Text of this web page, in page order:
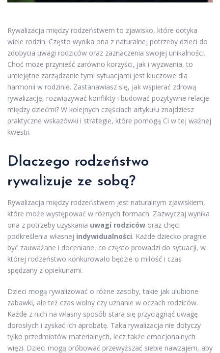
Rywalizacja między rodzeństwem to zjawisko, które dotyka
wiele rodzin. Często wynika ona z naturalnej potrzeby dzieci do
zdobycia uwagi rodziców oraz zaznaczenia swojej unikalności.
Choć może przynieść zarówno korzyści, jak i wyzwania, to
umiejętne zarządzanie tymi sytuacjami jest kluczowe dla
harmonii w rodzinie. Zastanawiasz się, jak wspierać zdrową
rywalizację, rozwiązywać konflikty i budować pozytywne relacje
między dziećmi? W kolejnych częściach artykułu znajdziesz
praktyczne wskazówki i strategie, które pomogą Ci w tej ważnej
kwestii.
Dlaczego rodzeństwo
rywalizuje ze sobą?
Rywalizacja między rodzeństwem jest naturalnym zjawiskiem,
które może występować w różnych formach. Zazwyczaj wynika
ona z potrzeby uzyskania uwagi rodziców oraz chęci
podkreślenia własnej indywidualności. Każde dziecko pragnie
być zauważane i doceniane, co często prowadzi do sytuacji, w
której rodzeństwo konkurowało będzie o miłość i czas
spędzany z opiekunami.
Dzieci mogą rywalizować o różne zasoby, takie jak ulubione
zabawki, ale też czas wolny czy uznanie w oczach rodziców.
Każde z nich na własny sposób stara się przyciągnąć uwagę
dorosłych i zyskać ich aprobatę. Taka rywalizacja nie dotyczy
tylko przedmiotów materialnych, lecz także emocjonalnych
więzi. Dzieci mogą próbować przewyższać siebie nawzajem, aby